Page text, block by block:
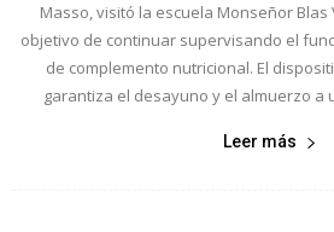
Masso, visitó la escuela Monseñor Blas
objetivo de continuar supervisando el
de complemento nutricional. El
garantiza el desayuno y el almuerzo a
Leer más